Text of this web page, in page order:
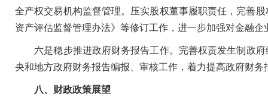
全产权交易机构监督管理。压实股权董事履职责任，完善
资产评估监督管理办法》等修订工作，进一步加强对金融
六是稳步推进政府财务报告工作。完善权责发生制政府
央和地方政府财务报告编报、审核工作，着力提高政府财务
八、财政政策展望